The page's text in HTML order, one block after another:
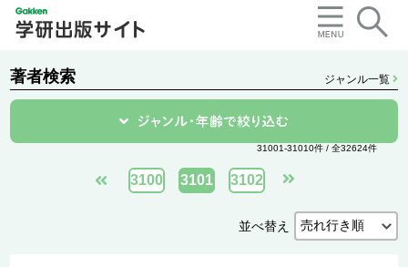
著者検索 ジャンル一覧
31001-31010件 / 全32624件
3100 3101 3102
並べ替え